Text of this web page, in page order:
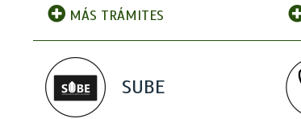
MÁS TRÁMITES
SUBE